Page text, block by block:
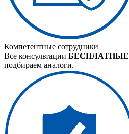
Компетентные сотрудники
Все консультации БЕСПЛАТНЫЕ
подбираем аналоги.